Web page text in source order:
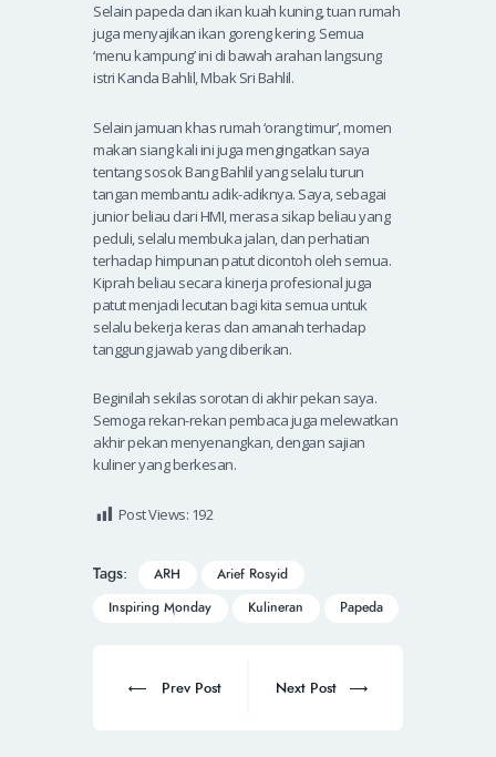
Selain papeda dan ikan kuah kuning, tuan rumah
juga menyajikan ikan goreng kering. Semua
‘menu kampung’ ini di bawah arahan langsung
istri Kanda Bahlil, Mbak Sri Bahlil.
Selain jamuan khas rumah ‘orang timur’, momen
makan siang kali ini juga mengingatkan saya
tentang sosok Bang Bahlil yang selalu turun
tangan membantu adik-adiknya. Saya, sebagai
junior beliau dari HMI, merasa sikap beliau yang
peduli, selalu membuka jalan, dan perhatian
terhadap himpunan patut dicontoh oleh semua.
Kiprah beliau secara kinerja profesional juga
patut menjadi lecutan bagi kita semua untuk
selalu bekerja keras dan amanah terhadap
tanggung jawab yang diberikan.
Beginilah sekilas sorotan di akhir pekan saya.
Semoga rekan-rekan pembaca juga melewatkan
akhir pekan menyenangkan, dengan sajian
kuliner yang berkesan.
Post Views: 192
Tags: ARH
Arief Rosyid
Inspiring Monday
Kulineran Papeda
Prev Post Next Post